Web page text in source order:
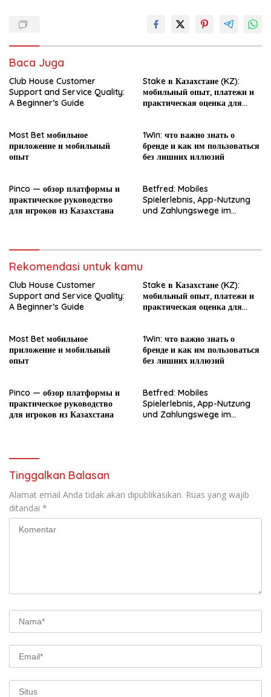
Baca Juga
Club House Customer
Support and Service Quality:
A Beginner’s Guide
Stake в Казахстане (KZ):
мобильный опыт, платежи и
практическая оценка для
Most Bet мобильное
приложение и мобильный
опыт
1Win: что важно знать о
бренде и как им пользоваться
без лишних иллюзий
Pinco — обзор платформы и
практическое руководство
для игроков из Казахстана
Betfred: Mobiles
Spielerlebnis, App-Nutzung
und Zahlungswege im
Rekomendasi untuk kamu
Club House Customer
Support and Service Quality:
A Beginner’s Guide
Stake в Казахстане (KZ):
мобильный опыт, платежи и
практическая оценка для
Most Bet мобильное
приложение и мобильный
опыт
1Win: что важно знать о
бренде и как им пользоваться
без лишних иллюзий
Pinco — обзор платформы и
практическое руководство
для игроков из Казахстана
Betfred: Mobiles
Spielerlebnis, App-Nutzung
und Zahlungswege im
Tinggalkan Balasan
Alamat email Anda tidak akan dipublikasikan. Ruas yang wajib
ditandai *